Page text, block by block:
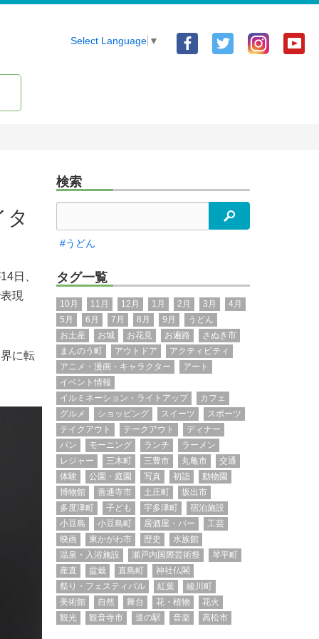
Facebook
Twitter
Select Language ▼
日、
現
に転
検索
検索
#うどん
タグ一覧
10月 11月 12月 1月 2月 3月
4月
5月
6月 7月 8月 9月
うどん
お土産
お城 お花見 お遍路
さぬき市
まんのう町
アウトドア
アクティビティ
アニメ・漫画・キャラクター
アート
イベント情報
イルミネーション・ライトアップ
カフェ
グルメ
ショッピング スイーツ
スポーツ
テイクアウト
テークアウト
ディナー
パン
モーニング ランチ
ラーメン
レジャー
三木町 三豊市 丸亀市
交通
体験
公園・庭園 写真 初詣
動物園
博物館
善通寺市 土庄町
坂出市
多度津町
子ども 宇多津町
宿泊施設
小豆島
小豆島町 居酒屋・バー
工芸
映画
東かがわ市 歴史
水族館
温泉・入浴施設
瀬戸内国際芸術祭
琴平町
産直
盆栽 直島町
神社仏閣
祭り・フェスティバル
紅葉
綾川町
美術館
自然 舞台 花・植物
花火
観光
観音寺市 道の駅 音楽 高松市